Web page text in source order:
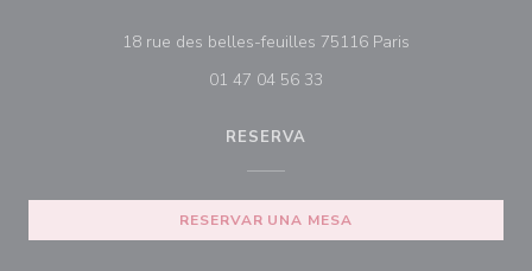
18 rue des belles-feuilles 75116 Paris
01 47 04 56 33
RESERVA
RESERVAR UNA MESA